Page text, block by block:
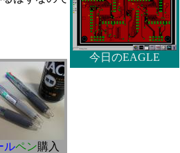
今日のEAGLE
ルペン購入